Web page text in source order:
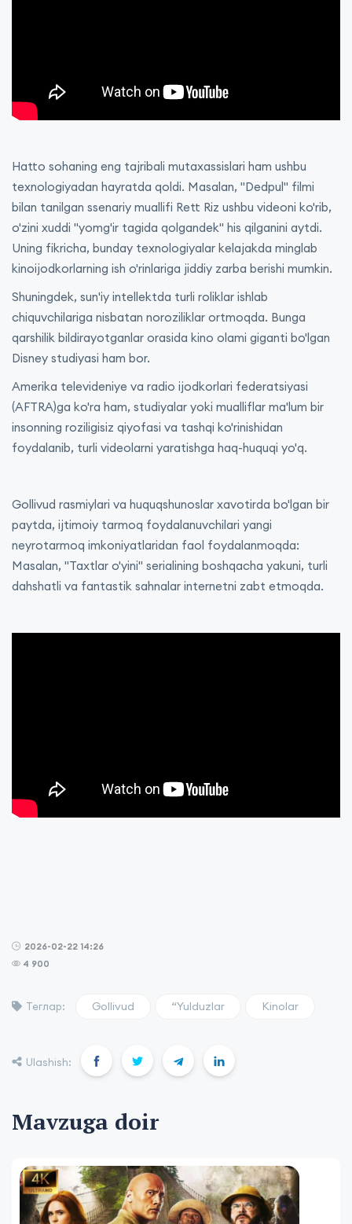
Hatto sohaning eng tajribali mutaxassislari ham ushbu
texnologiyadan hayratda qoldi. Masalan, "Dedpul" filmi
bilan tanilgan ssenariy muallifi Rett Riz ushbu videoni ko'rib,
o'zini xuddi "yomg'ir tagida qolgandek" his qilganini aytdi.
Uning fikricha, bunday texnologiyalar kelajakda minglab
kinoijodkorlarning ish o'rinlariga jiddiy zarba berishi mumkin.
Shuningdek, sun'iy intellektda turli roliklar ishlab
chiquvchilariga nisbatan noroziliklar ortmoqda. Bunga
qarshilik bildirayotganlar orasida kino olami giganti bo'lgan
Disney studiyasi ham bor.
Amerika televideniye va radio ijodkorlari federatsiyasi
(AFTRA)ga ko'ra ham, studiyalar yoki mualliflar ma'lum bir
insonning roziligisiz qiyofasi va tashqi ko'rinishidan
foydalanib, turli videolarni yaratishga haq-huquqi yo'q.
Gollivud rasmiylari va huquqshunoslar xavotirda bo'lgan bir
paytda, ijtimoiy tarmoq foydalanuvchilari yangi
neyrotarmoq imkoniyatlaridan faol foydalanmoqda:
Masalan, "Taxtlar o'yini" serialining boshqacha yakuni, turli
dahshatli va fantastik sahnalar internetni zabt etmoqda.
2026-02-22 14:26
4 900
Теглар: Gollivud “Yulduzlar Kinolar
Ulashish:
Mavzuga doir